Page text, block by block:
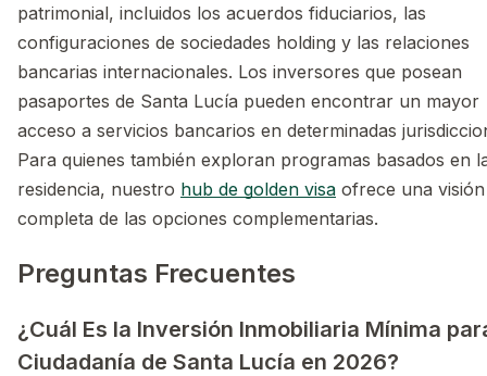
patrimonial, incluidos los acuerdos fiduciarios, las
configuraciones de sociedades holding y las relaciones
bancarias internacionales. Los inversores que posean
pasaportes de Santa Lucía pueden encontrar un mayor
acceso a servicios bancarios en determinadas
Para quienes también exploran programas basados en
residencia, nuestro hub de golden visa ofrece una visión
completa de las opciones complementarias.
Preguntas Frecuentes
¿Cuál Es la Inversión Inmobiliaria Mínima
Ciudadanía de Santa Lucía en 2026?